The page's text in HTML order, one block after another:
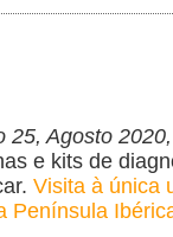
25, Agosto
e kits de
Visita à única
Península